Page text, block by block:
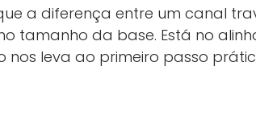
a diferença entre um canal
tamanho da base. Está no
nos leva ao primeiro passo